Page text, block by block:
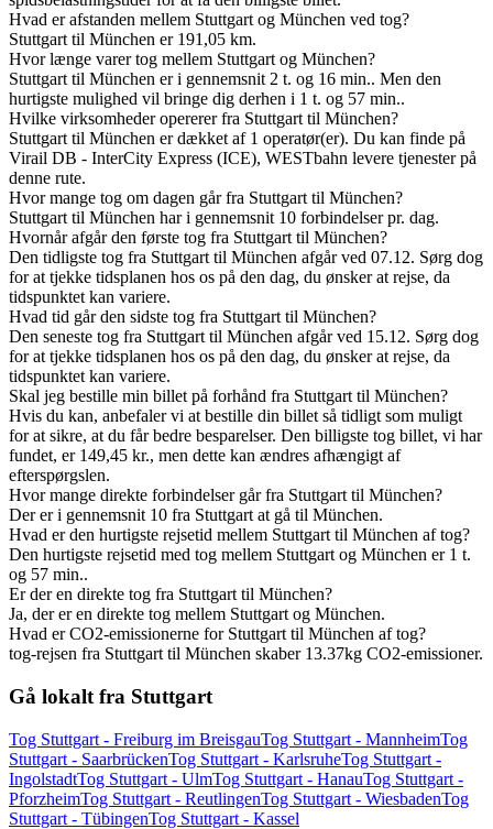
Hvad er afstanden mellem Stuttgart og München ved tog?
Stuttgart til München er 191,05 km.
Hvor længe varer tog mellem Stuttgart og München?
Stuttgart til München er i gennemsnit 2 t. og 16 min.. Men den
hurtigste mulighed vil bringe dig derhen i 1 t. og 57 min..
Hvilke virksomheder opererer fra Stuttgart til München?
Stuttgart til München er dækket af 1 operatør(er). Du kan finde på
Virail DB - InterCity Express (ICE), WESTbahn levere tjenester på
denne rute.
Hvor mange tog om dagen går fra Stuttgart til München?
Stuttgart til München har i gennemsnit 10 forbindelser pr. dag.
Hvornår afgår den første tog fra Stuttgart til München?
Den tidligste tog fra Stuttgart til München afgår ved 07.12. Sørg dog
for at tjekke tidsplanen hos os på den dag, du ønsker at rejse, da
tidspunktet kan variere.
Hvad tid går den sidste tog fra Stuttgart til München?
Den seneste tog fra Stuttgart til München afgår ved 15.12. Sørg dog
for at tjekke tidsplanen hos os på den dag, du ønsker at rejse, da
tidspunktet kan variere.
Skal jeg bestille min billet på forhånd fra Stuttgart til München?
Hvis du kan, anbefaler vi at bestille din billet så tidligt som muligt
for at sikre, at du får bedre besparelser. Den billigste tog billet, vi har
fundet, er 149,45 kr., men dette kan ændres afhængigt af
efterspørgslen.
Hvor mange direkte forbindelser går fra Stuttgart til München?
Der er i gennemsnit 10 fra Stuttgart at gå til München.
Hvad er den hurtigste rejsetid mellem Stuttgart til München af tog?
Den hurtigste rejsetid med tog mellem Stuttgart og München er 1 t.
og 57 min..
Er der en direkte tog fra Stuttgart til München?
Ja, der er en direkte tog mellem Stuttgart og München.
Hvad er CO2-emissionerne for Stuttgart til München af tog?
tog-rejsen fra Stuttgart til München skaber 13.37kg CO2-emissioner.
Gå lokalt fra Stuttgart
Tog Stuttgart - Freiburg im BreisgauTog Stuttgart - MannheimTog
Stuttgart - SaarbrückenTog Stuttgart - KarlsruheTog Stuttgart -
IngolstadtTog Stuttgart - UlmTog Stuttgart - HanauTog Stuttgart -
PforzheimTog Stuttgart - ReutlingenTog Stuttgart - WiesbadenTog
Stuttgart - TübingenTog Stuttgart - Kassel